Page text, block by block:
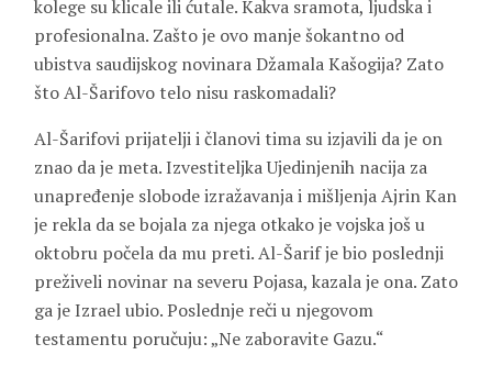
kolege su klicale ili ćutale. Kakva sramota, ljudska i
profesionalna. Zašto je ovo manje šokantno od
ubistva saudijskog novinara Džamala Kašogija? Zato
što Al-Šarifovo telo nisu raskomadali?
Al-Šarifovi prijatelji i članovi tima su izjavili da je on
znao da je meta. Izvestiteljka Ujedinjenih nacija za
unapređenje slobode izražavanja i mišljenja Ajrin Kan
je rekla da se bojala za njega otkako je vojska još u
oktobru počela da mu preti. Al-Šarif je bio poslednji
preživeli novinar na severu Pojasa, kazala je ona. Zato
ga je Izrael ubio. Poslednje reči u njegovom
testamentu poručuju: „Ne zaboravite Gazu.“